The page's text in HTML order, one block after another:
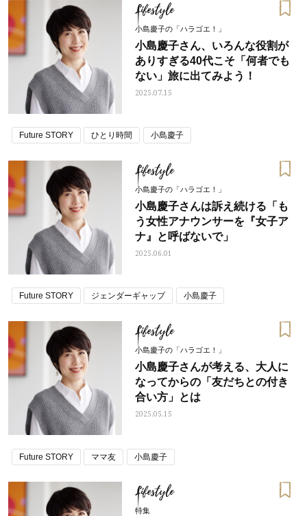
Lifestyle
小島慶子の「ハラゴエ！」
小島慶子さん、いろんな役割が
ありすぎる40代こそ「何者でも
ない」旅に出てみよう！
2025.07.15
Future STORY ひとり時間 小島慶子
Lifestyle
小島慶子の「ハラゴエ！」
小島慶子さんは訴え続ける「も
う女性アナウンサーを『女子ア
ナ』と呼ばないで」
2025.06.01
Future STORY ジェンダーギャップ 小島慶子
Lifestyle
小島慶子の「ハラゴエ！」
小島慶子さんが考える、大人に
なってからの「友だちとの付き
合い方」とは
2025.05.15
Future STORY ママ友 小島慶子
Lifestyle
特集